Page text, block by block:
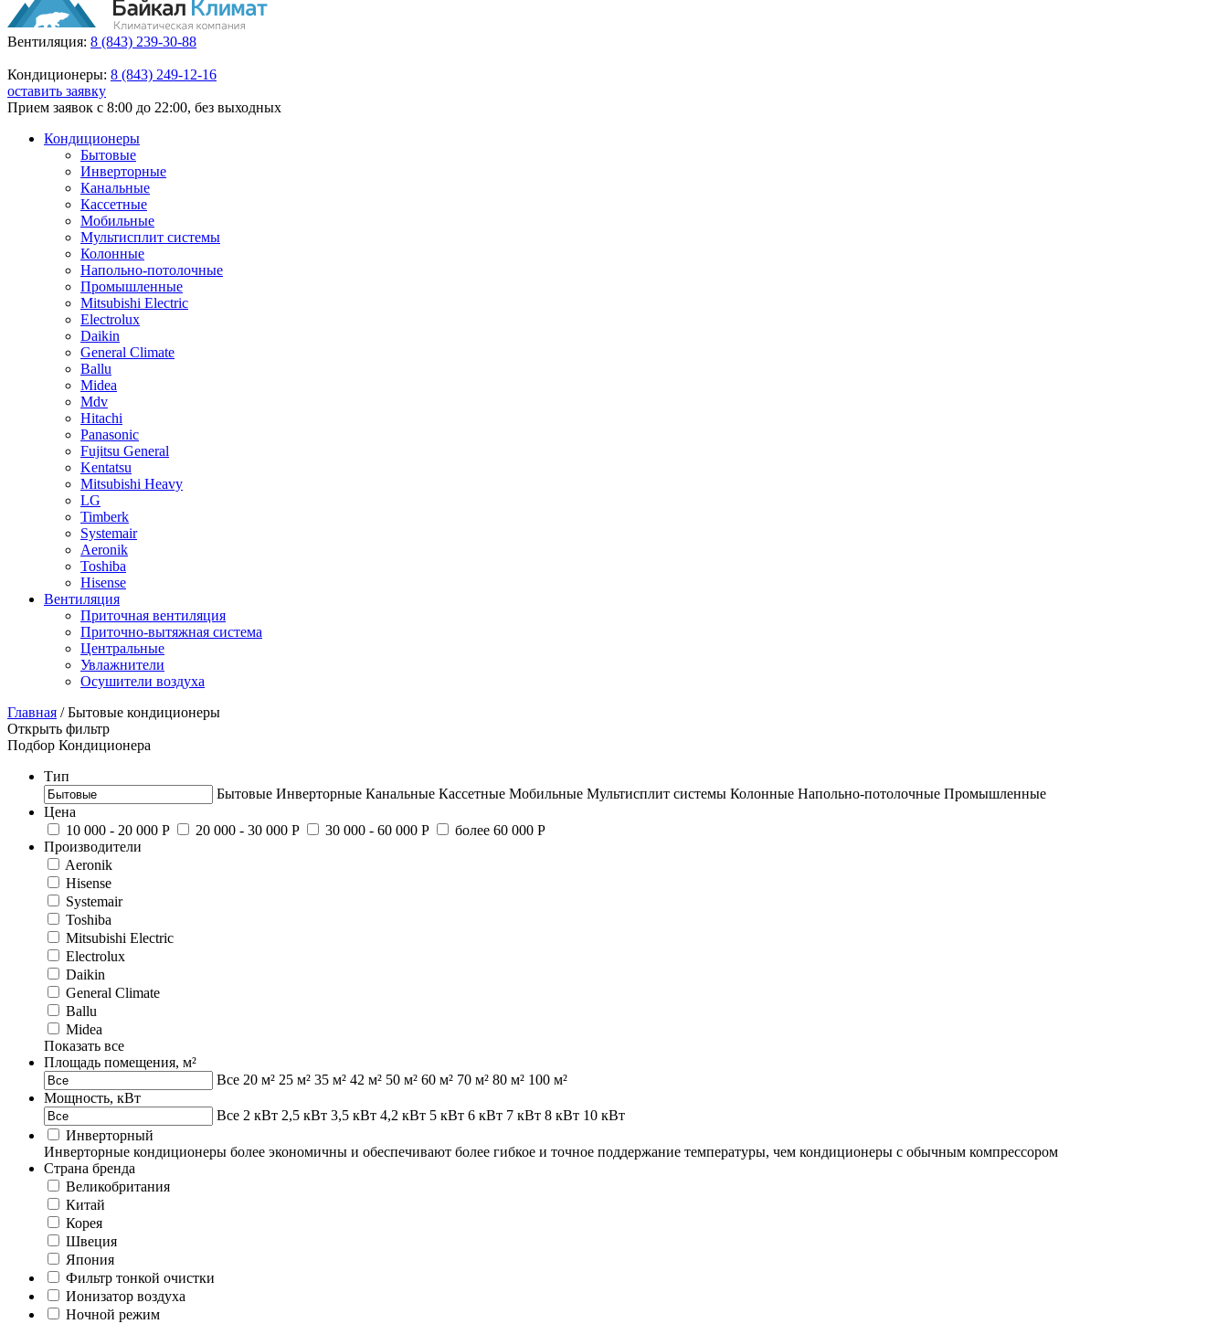
Вентиляция: 8 (843) 239-30-88
Кондиционеры: 8 (843) 249-12-16
оставить заявку
Прием заявок с 8:00 до 22:00, без выходных
Кондиционеры
Бытовые
Инверторные
Канальные
Кассетные
Мобильные
Мультисплит системы
Колонные
Напольно-потолочные
Промышленные
Mitsubishi Electric
Electrolux
Daikin
General Climate
Ballu
Midea
Mdv
Hitachi
Panasonic
Fujitsu General
Kentatsu
Mitsubishi Heavy
LG
Timberk
Systemair
Aeronik
Toshiba
Hisense
Вентиляция
Приточная вентиляция
Приточно-вытяжная система
Центральные
Увлажнители
Осушители воздуха
Главная / Бытовые кондиционеры
Открыть фильтр
Подбор Кондиционера
Тип
Бытовые Инверторные Канальные Кассетные Мобильные Мультисплит системы Колонные Напольно-потолочные Промышленные
Цена
10 000 - 20 000 Р
20 000 - 30 000 Р 30 000 - 60 000 Р
более 60 000 Р
Производители
Aeronik
Hisense
Systemair
Toshiba
Mitsubishi Electric
Electrolux
Daikin
General Climate
Ballu
Midea
Показать все
Площадь помещения, м²
Все 20 м² 25 м² 35 м² 42 м² 50 м² 60 м² 70 м² 80 м² 100 м²
Мощность, кВт
Все 2 кВт 2,5 кВт 3,5 кВт 4,2 кВт 5 кВт 6 кВт 7 кВт 8 кВт 10 кВт
Инверторный
Инверторные кондиционеры более экономичны и обеспечивают более гибкое и точное поддержание температуры, чем кондиционеры с обычным компрессором
Страна бренда
Великобритания
Китай
Корея
Швеция
Япония
Фильтр тонкой очистки
Ионизатор воздуха
Ночной режим